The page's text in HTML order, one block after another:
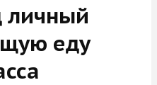
личный
еду